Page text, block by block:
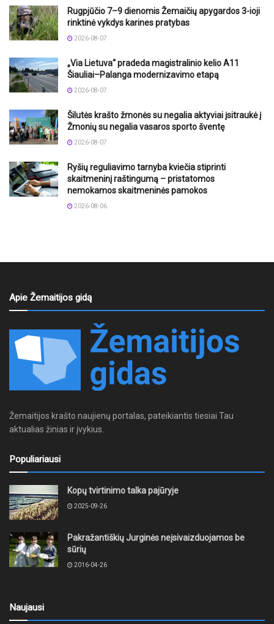
Rugpjūčio 7–9 dienomis Žemaičių apygardos 3-ioji
rinktinė vykdys karines pratybas
2026-08-07
„Via Lietuva“ pradeda magistralinio kelio A11
Šiauliai–Palanga modernizavimo etapą
2026-08-07
Šilutės krašto žmonės su negalia aktyviai įsitraukė į
Žmonių su negalia vasaros sporto šventę
2026-08-07
Ryšių reguliavimo tarnyba kviečia stiprinti
skaitmeninį raštingumą – pristatomos
nemokamos skaitmeninės pamokos
2026-08-06
Apie Žemaitijos gidą
Žemaitijos krašto naujienų portalas, pateikiantis tiesiai Tau
aktualias žinias ir įvykius.
Populiariausi
Kopų tvirtinimo talka pajūryje
2025-09-26
Pakražantiškių Jurginės neįsivaizduojamos be
sūrių
2016-04-26
Naujausi